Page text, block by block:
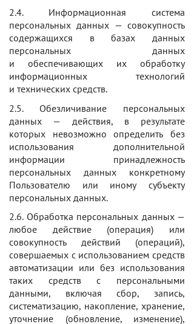
2.4. Информационная система
персональных данных — совокупность
содержащихся в базах данных
персональных данных
и обеспечивающих их обработку
информационных технологий
и технических средств.
2.5. Обезличивание персональных
данных — действия, в результате
которых невозможно определить без
использования дополнительной
информации принадлежность
персональных данных конкретному
Пользователю или иному субъекту
персональных данных.
2.6. Обработка персональных данных —
любое действие (операция) или
совокупность действий (операций),
совершаемых с использованием средств
автоматизации или без использования
таких средств с персональными
данными, включая сбор, запись,
систематизацию, накопление, хранение,
уточнение (обновление, изменение),